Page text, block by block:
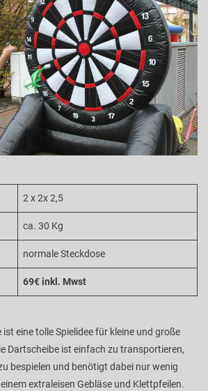
2 x 2x 2,5
ca. 30 Kg
normale Steckdose
69€ inkl. Mwst
ist eine tolle Spielidee für kleine und große
Dartscheibe ist einfach zu transportieren,
bespielen und benötigt dabei nur wenig
extraleisen Gebläse und Klettpfeilen.